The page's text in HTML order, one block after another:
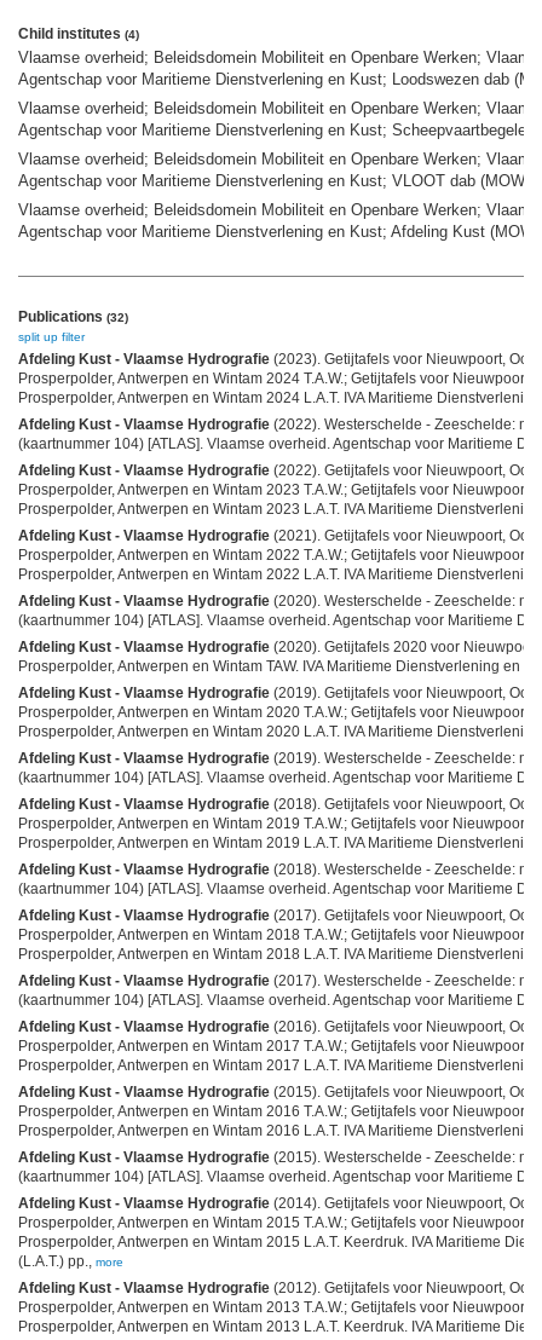
Child institutes (4)
Vlaamse overheid; Beleidsdomein Mobiliteit en Openbare Werken;
Agentschap voor Maritieme Dienstverlening en Kust; Loodswezen dab
Vlaamse overheid; Beleidsdomein Mobiliteit en Openbare Werken;
Agentschap voor Maritieme Dienstverlening en Kust;
Vlaamse overheid; Beleidsdomein Mobiliteit en Openbare Werken;
Agentschap voor Maritieme Dienstverlening en Kust; VLOOT dab (MOW)
Vlaamse overheid; Beleidsdomein Mobiliteit en Openbare Werken;
Agentschap voor Maritieme Dienstverlening en Kust; Afdeling Kust (MOW)
Publications (32)
split up filter
Afdeling Kust - Vlaamse Hydrografie (2023). Getijtafels voor Nieuwpoort,
Prosperpolder, Antwerpen en Wintam 2024 T.A.W.; Getijtafels voor
Prosperpolder, Antwerpen en Wintam 2024 L.A.T. IVA Maritieme
Afdeling Kust - Vlaamse Hydrografie (2022). Westerschelde - Zeeschelde:
(kaartnummer 104) [ATLAS]. Vlaamse overheid. Agentschap voor Maritieme
Afdeling Kust - Vlaamse Hydrografie (2022). Getijtafels voor Nieuwpoort,
Prosperpolder, Antwerpen en Wintam 2023 T.A.W.; Getijtafels voor
Prosperpolder, Antwerpen en Wintam 2023 L.A.T. IVA Maritieme
Afdeling Kust - Vlaamse Hydrografie (2021). Getijtafels voor Nieuwpoort,
Prosperpolder, Antwerpen en Wintam 2022 T.A.W.; Getijtafels voor
Prosperpolder, Antwerpen en Wintam 2022 L.A.T. IVA Maritieme
Afdeling Kust - Vlaamse Hydrografie (2020). Westerschelde - Zeeschelde:
(kaartnummer 104) [ATLAS]. Vlaamse overheid. Agentschap voor Maritieme
Afdeling Kust - Vlaamse Hydrografie (2020). Getijtafels 2020 voor
Prosperpolder, Antwerpen en Wintam TAW. IVA Maritieme Dienstverlening en
Afdeling Kust - Vlaamse Hydrografie (2019). Getijtafels voor Nieuwpoort,
Prosperpolder, Antwerpen en Wintam 2020 T.A.W.; Getijtafels voor
Prosperpolder, Antwerpen en Wintam 2020 L.A.T. IVA Maritieme
Afdeling Kust - Vlaamse Hydrografie (2019). Westerschelde - Zeeschelde:
(kaartnummer 104) [ATLAS]. Vlaamse overheid. Agentschap voor Maritieme
Afdeling Kust - Vlaamse Hydrografie (2018). Getijtafels voor Nieuwpoort,
Prosperpolder, Antwerpen en Wintam 2019 T.A.W.; Getijtafels voor
Prosperpolder, Antwerpen en Wintam 2019 L.A.T. IVA Maritieme
Afdeling Kust - Vlaamse Hydrografie (2018). Westerschelde - Zeeschelde:
(kaartnummer 104) [ATLAS]. Vlaamse overheid. Agentschap voor Maritieme
Afdeling Kust - Vlaamse Hydrografie (2017). Getijtafels voor Nieuwpoort,
Prosperpolder, Antwerpen en Wintam 2018 T.A.W.; Getijtafels voor
Prosperpolder, Antwerpen en Wintam 2018 L.A.T. IVA Maritieme
Afdeling Kust - Vlaamse Hydrografie (2017). Westerschelde - Zeeschelde:
(kaartnummer 104) [ATLAS]. Vlaamse overheid. Agentschap voor Maritieme
Afdeling Kust - Vlaamse Hydrografie (2016). Getijtafels voor Nieuwpoort,
Prosperpolder, Antwerpen en Wintam 2017 T.A.W.; Getijtafels voor
Prosperpolder, Antwerpen en Wintam 2017 L.A.T. IVA Maritieme
Afdeling Kust - Vlaamse Hydrografie (2015). Getijtafels voor Nieuwpoort,
Prosperpolder, Antwerpen en Wintam 2016 T.A.W.; Getijtafels voor
Prosperpolder, Antwerpen en Wintam 2016 L.A.T. IVA Maritieme
Afdeling Kust - Vlaamse Hydrografie (2015). Westerschelde - Zeeschelde:
(kaartnummer 104) [ATLAS]. Vlaamse overheid. Agentschap voor Maritieme
Afdeling Kust - Vlaamse Hydrografie (2014). Getijtafels voor Nieuwpoort,
Prosperpolder, Antwerpen en Wintam 2015 T.A.W.; Getijtafels voor
Prosperpolder, Antwerpen en Wintam 2015 L.A.T. Keerdruk. IVA Maritieme
(L.A.T.) pp.,
more
Afdeling Kust - Vlaamse Hydrografie (2012). Getijtafels voor Nieuwpoort,
Prosperpolder, Antwerpen en Wintam 2013 T.A.W.; Getijtafels voor
Prosperpolder, Antwerpen en Wintam 2013 L.A.T. Keerdruk. IVA Maritieme